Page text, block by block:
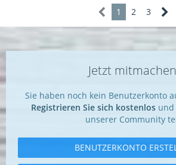
1 2 3
Jetzt
Sie haben noch kein Benutzerkonto
Registrieren Sie sich kostenlosund
unserer Community
BENUTZERKONTO